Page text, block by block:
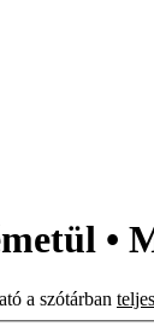
•
a szótárban